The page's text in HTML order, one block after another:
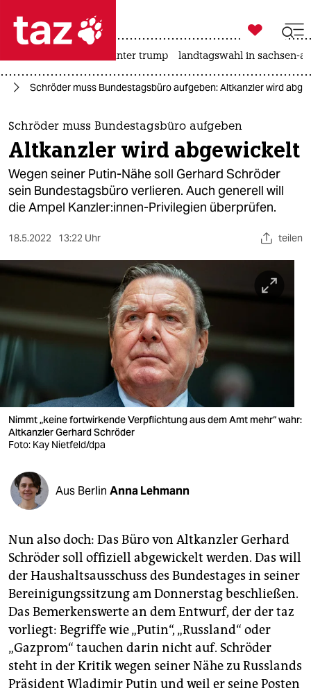
 taz zahl ich
taz zahl ich
themen
politik
öko
gesellschaft
sport
berlin
nord
wahrheit
verlag
verlag
shop
fragen & hilfe
unterstützen
abo
genossenschaft
epaper login

taz zahl ich
usa unter trump landtagswahl in sachsen-
Schröder muss Bundestagsbüro aufgeben: Altkanzler wird
Schröder muss Bundestagsbüro aufgeben
Altkanzler wird abgewickelt
Wegen seiner Putin-Nähe soll Gerhard Schröder
sein Bundestagsbüro verlieren. Auch generell will
die Ampel Kanzler:innen-Privilegien überprüfen.
18.5.2022 13:22 Uhr teilen
Nimmt „keine fortwirkende Verpflichtung aus dem Amt mehr“ wahr:
Altkanzler Gerhard Schröder
Foto: Kay Nietfeld/dpa
Aus Berlin Anna Lehmann
Nun also doch: Das Büro von Altkanzler Gerhard
Schröder soll offiziell abgewickelt werden. Das will
der Haushaltsausschuss des Bundestages in seiner
Bereinigungssitzung am Donnerstag beschließen.
Das Bemerkenswerte an dem Entwurf, der der taz
vorliegt: Begriffe wie „Putin“, „Russland“ oder
„Gazprom“ tauchen darin nicht auf. Schröder
steht in der Kritik wegen seiner Nähe zu Russlands
Präsident Wladimir Putin und weil er seine Posten